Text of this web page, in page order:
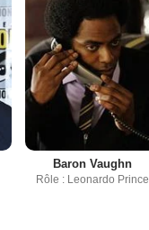
Baron Vaughn
Rôle : Leonardo Prince